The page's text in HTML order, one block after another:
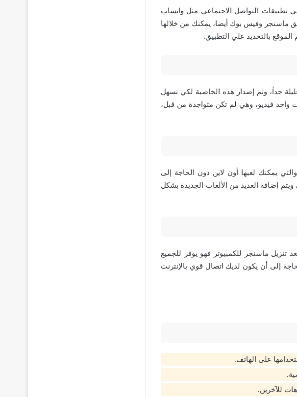
تطبيقات التواصل الاجتماعي مثل واتساب
ماسنجر وفيس بوك أيضا، يمكنك من خلالها
بالتحديد علي التطبيق.
جداً، وتم إصدار هذه الخاصية لكي تسهل
فيديو، وهي لم تكن متواجدة من قبل،
يمكنك لعبها أون لاين دون الحاجة إلى
إضافة العديد من الألعاب الجديدة بشكل
تنزيل ماسنجر للكمبيوتر فهو يوفر للجميع
إلى أن يكون لديك اتصال قوي بالإنترنت
على الهاتف.
للآخرين.